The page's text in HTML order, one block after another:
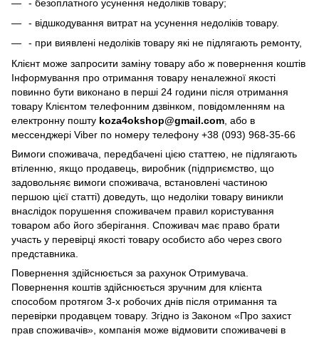
- безоплатного усунення недоліків товару;
- відшкодування витрат на усунення недоліків товару.
- при виявлені недоліків товару які не підлягають ремонту,
Клієнт може запросити заміну товару або ж повернення коштів
Інформування про отримання товару неналежної якості
повинно бути виконано в перші 24 години після отримання
товару Клієнтом телефонним дзвінком, повідомленням на
електронну пошту koza4okshop@gmail.com , або в
мессенджері Viber по номеру телефону +38 (093) 968-35-66
Вимоги споживача, передбачені цією статтею, не підлягають
втіленню, якщо продавець, виробник (підприємство, що
задовольняє вимоги споживача, встановлені частиною
першою цієї статті) доведуть, що недоліки товару виникли
внаслідок порушення споживачем правил користування
товаром або його зберігання. Споживач має право брати
участь у перевірці якості товару особисто або через свого
представника.
Повернення здійснюється за рахунок Отримувача.
Повернення коштів здійснюється зручним для клієнта
способом протягом 3-х робочих днів після отримання та
перевірки продавцем товару. Згідно із Законом «Про захист
прав споживачів», компанія може відмовити споживачеві в